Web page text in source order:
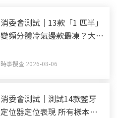
消委會測試｜13款「1 匹半」
變頻分體冷氣邊款最凍？大金
時事搜查 2026-08-06
消委會測試｜測試14款藍牙
定位器定位表現 所有樣本表